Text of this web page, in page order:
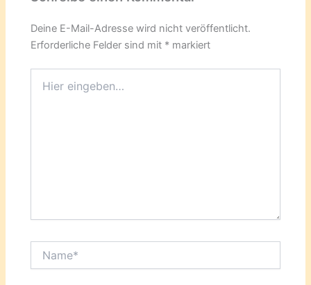
Deine E-Mail-Adresse wird nicht veröffentlicht.
Erforderliche Felder sind mit * markiert
eingeben…